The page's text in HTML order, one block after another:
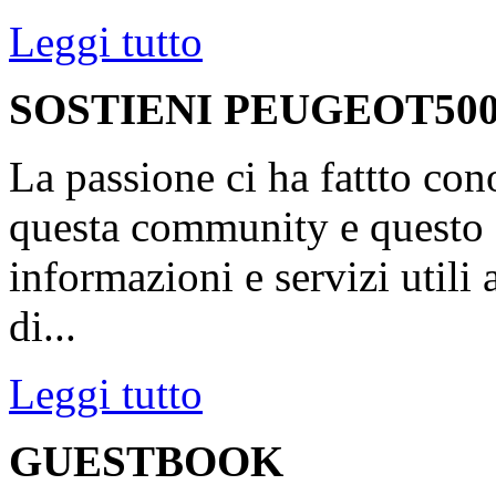
Leggi tutto
SOSTIENI
La passione ci ha fattto
questa community e
informazioni e servizi utili
di...
Leggi tutto
GUESTBOOK